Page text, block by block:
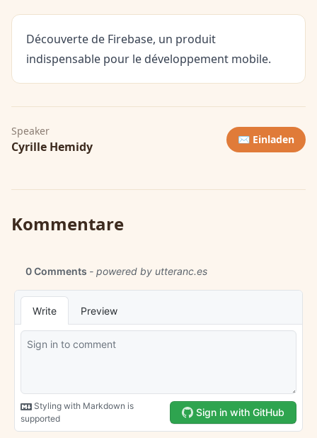
Découverte de Firebase, un produit
indispensable pour le développement mobile.
Speaker
Cyrille Hemidy ✉️ Einladen
Kommentare